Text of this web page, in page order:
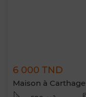
6 000 TND
Maison à Carthage